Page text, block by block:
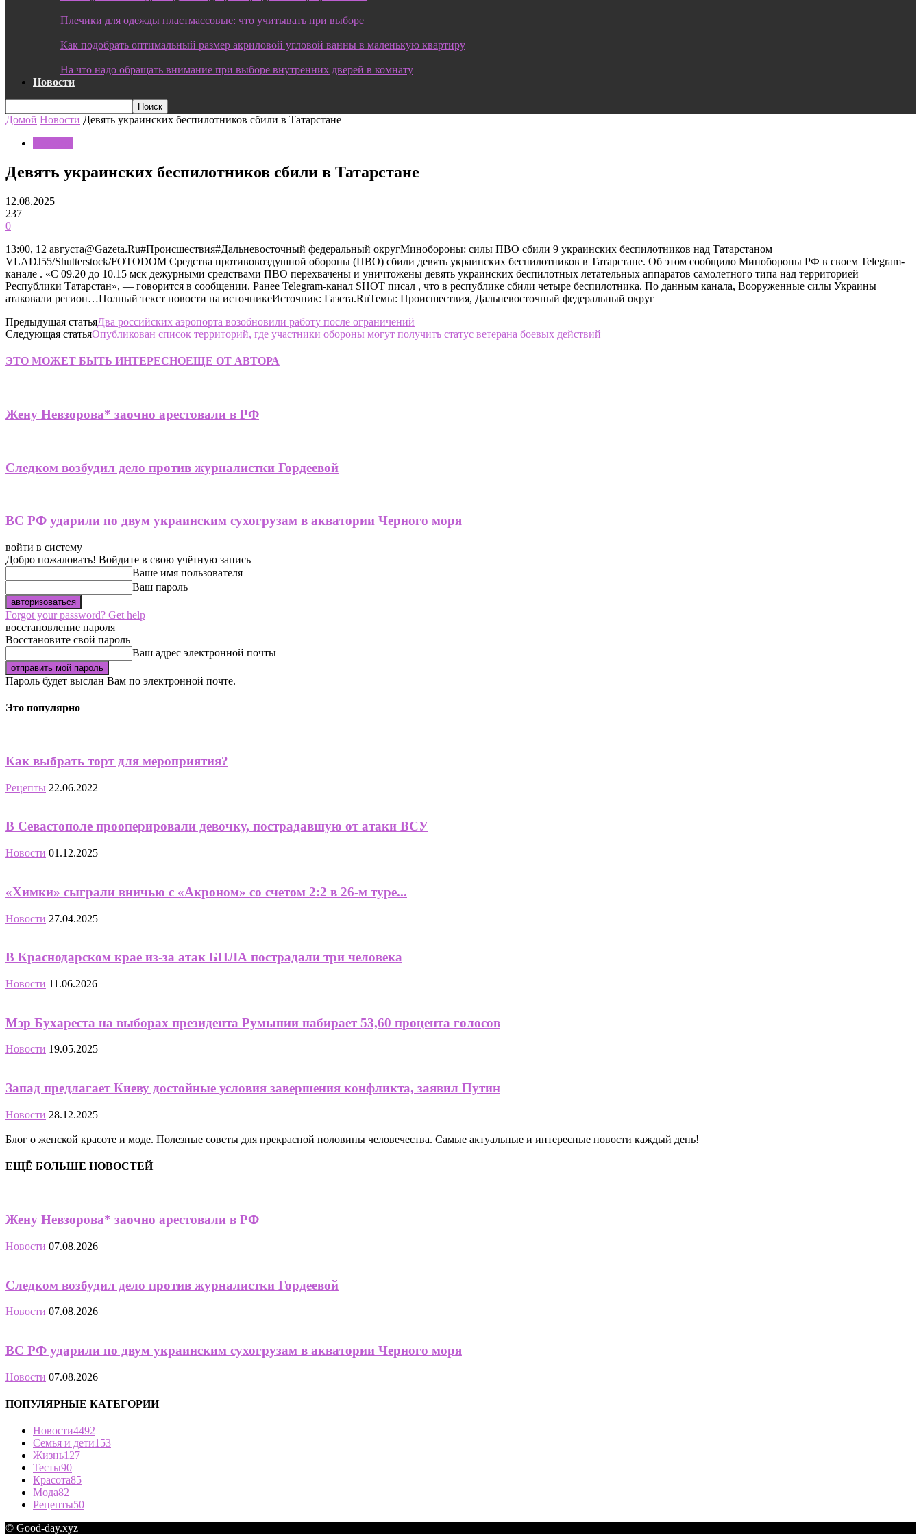
Плечики для одежды пластмассовые: что учитывать при выборе
Как подобрать оптимальный размер акриловой угловой ванны в маленькую квартиру
На что надо обращать внимание при выборе внутренних дверей в комнату
Новости
Домой Новости Девять украинских беспилотников сбили в Татарстане
Девять украинских беспилотников сбили в Татарстане
12.08.2025
237
0
13:00, 12 августа@Gazeta.Ru#Происшествия#Дальневосточный федеральный округМинобороны: силы ПВО сбили 9 украинских беспилотников над Татарстаном
VLADJ55/Shutterstock/FOTODOM Средства противовоздушной обороны (ПВО) сбили девять украинских беспилотников в Татарстане. Об этом сообщило Минобороны РФ в своем Telegram-
канале . «С 09.20 до 10.15 мск дежурными средствами ПВО перехвачены и уничтожены девять украинских беспилотных летательных аппаратов самолетного типа над территорией
Республики Татарстан», — говорится в сообщении. Ранее Telegram-канал SHOT писал , что в республике сбили четыре беспилотника. По данным канала, Вооруженные силы Украины
атаковали регион…Полный текст новости на источникеИсточник: Газета.RuТемы: Происшествия, Дальневосточный федеральный округ
Предыдущая статьяДва российских аэропорта возобновили работу после ограничений
Следующая статьяОпубликован список территорий, где участники обороны могут получить статус ветерана боевых действий
ЭТО МОЖЕТ БЫТЬ ИНТЕРЕСНОЕЩЕ ОТ АВТОРА
Жену Невзорова* заочно арестовали в РФ
Следком возбудил дело против журналистки Гордеевой
ВС РФ ударили по двум украинским сухогрузам в акватории Черного моря
войти в систему
Добро пожаловать! Войдите в свою учётную запись
Ваше имя пользователя
Ваш пароль
Forgot your password? Get help
восстановление пароля
Восстановите свой пароль
Ваш адрес электронной почты
Пароль будет выслан Вам по электронной почте.
Это популярно
Как выбрать торт для мероприятия?
Рецепты 22.06.2022
В Севастополе прооперировали девочку, пострадавшую от атаки ВСУ
Новости 01.12.2025
«Химки» сыграли вничью с «Акроном» со счетом 2:2 в 26-м туре...
Новости 27.04.2025
В Краснодарском крае из-за атак БПЛА пострадали три человека
Новости 11.06.2026
Мэр Бухареста на выборах президента Румынии набирает 53,60 процента голосов
Новости 19.05.2025
Запад предлагает Киеву достойные условия завершения конфликта, заявил Путин
Новости 28.12.2025
Блог о женской красоте и моде. Полезные советы для прекрасной половины человечества. Самые актуальные и интересные новости каждый день!
ЕЩЁ БОЛЬШЕ НОВОСТЕЙ
Жену Невзорова* заочно арестовали в РФ
Новости 07.08.2026
Следком возбудил дело против журналистки Гордеевой
Новости 07.08.2026
ВС РФ ударили по двум украинским сухогрузам в акватории Черного моря
Новости 07.08.2026
ПОПУЛЯРНЫЕ КАТЕГОРИИ
Новости4492
Семья и дети153
Жизнь127
Тесты90
Красота85
Мода82
Рецепты50
© Good-day.xyz